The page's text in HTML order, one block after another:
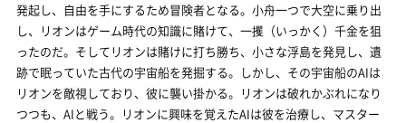
発起し、自由を手にするため冒険者となる。小舟一つで大空に乗り出
し、リオンはゲーム時代の知識に賭けて、一攫（いっかく）千金を狙
ったのだ。そしてリオンは賭けに打ち勝ち、小さな浮島を発見し、遺
跡で眠っていた古代の宇宙船を発掘する。しかし、その宇宙船のAIは
リオンを敵視しており、彼に襲い掛かる。リオンは破れかぶれになり
つつも、AIと戦う。リオンに興味を覚えたAIは彼を治療し、マスター